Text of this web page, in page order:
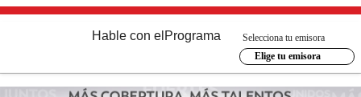
Hable con el Programa
Selecciona tu emisora
Elige tu emisora